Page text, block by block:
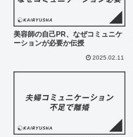
美容師の自己PR、なぜコミュニケ
ーションが必要か伝授
2025.02.11